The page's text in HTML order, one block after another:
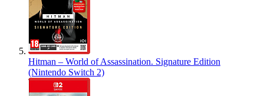
Hitman – World of Assassination. Signature Edition
(Nintendo Switch 2)